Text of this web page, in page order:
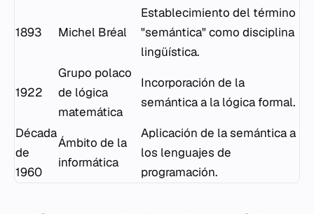
1893 Michel Bréal
Establecimiento del término
"semántica" como disciplina
lingüística.
1922
Grupo polaco
de lógica
matemática
Incorporación de la
semántica a la lógica formal.
Década
de
1960
Ámbito de la
informática
Aplicación de la semántica a
los lenguajes de
programación.